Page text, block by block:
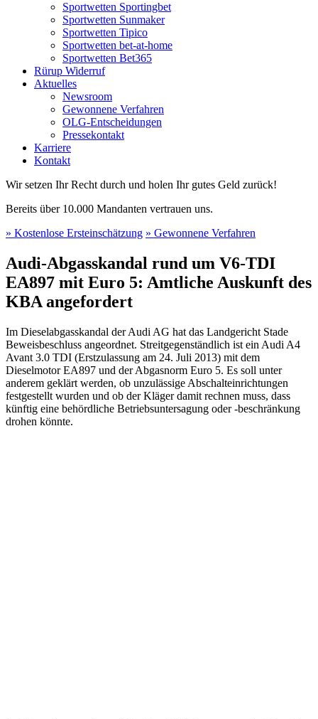
Sportwetten Sportingbet
Sportwetten Sunmaker
Sportwetten Tipico
Sportwetten bet-at-home
Sportwetten Bet365
Rürup Widerruf
Aktuelles
Newsroom
Gewonnene Verfahren
OLG-Entscheidungen
Pressekontakt
Karriere
Kontakt
Wir setzen Ihr Recht durch und holen Ihr gutes Geld zurück!
Bereits über 10.000 Mandanten vertrauen uns.
» Kostenlose Ersteinschätzung » Gewonnene Verfahren
Audi-Abgasskandal rund um V6-TDI
EA897 mit Euro 5: Amtliche Auskunft des
KBA angefordert
Im Dieselabgasskandal der Audi AG hat das Landgericht Stade
Beweisbeschluss angeordnet. Streitgegenständlich ist ein Audi A4
Avant 3.0 TDI (Erstzulassung am 24. Juli 2013) mit dem
Dieselmotor EA897 und der Abgasnorm Euro 5. Es soll unter
anderem geklärt werden, ob unzulässige Abschalteinrichtungen
festgestellt wurden und ob der Kläger damit rechnen muss, dass
künftig eine behördliche Betriebsuntersagung oder -beschränkung
drohen könnte.